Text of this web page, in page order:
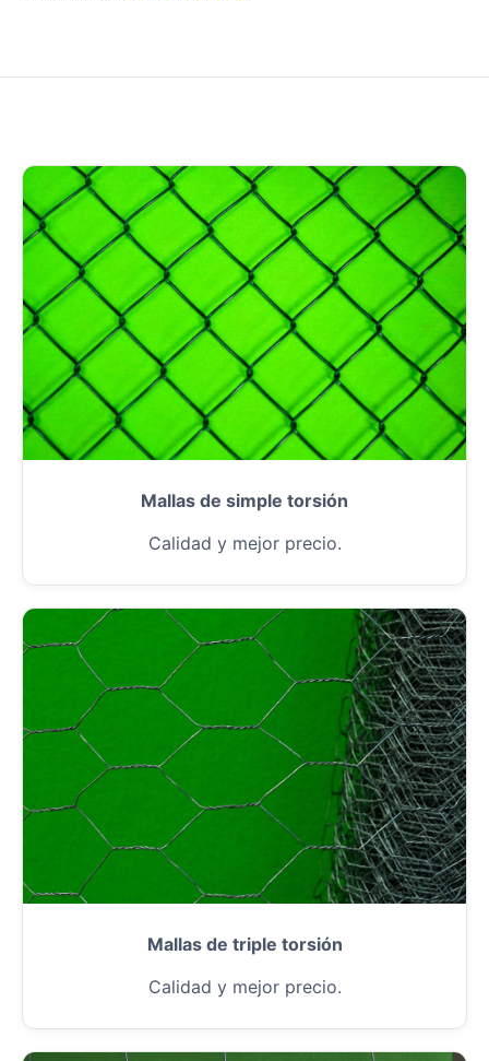
Mallas de simple torsión
Calidad y mejor precio.
Mallas de triple torsión
Calidad y mejor precio.